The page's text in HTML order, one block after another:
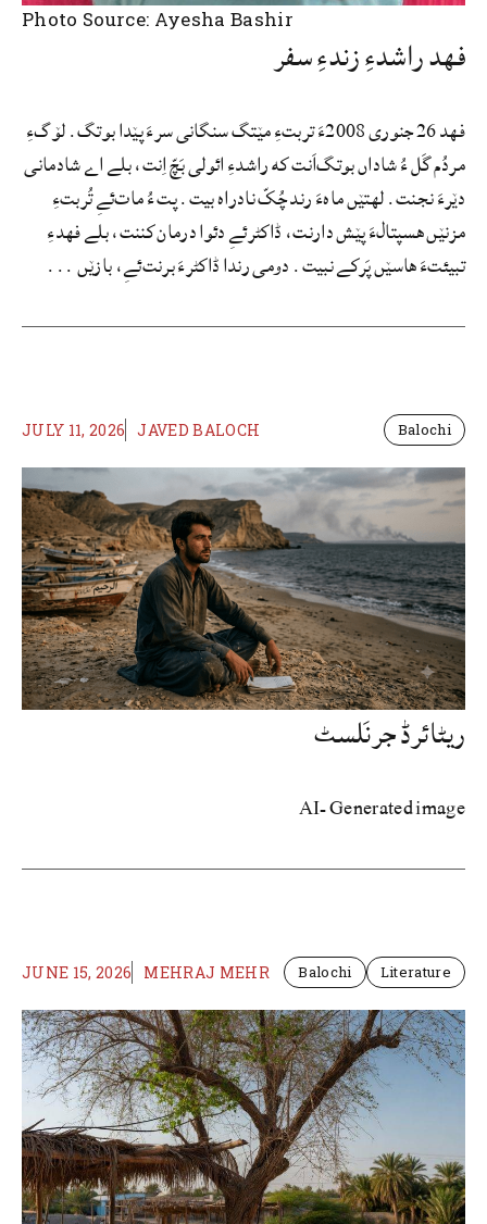
Photo Source: Ayesha Bashir
فهد راشدءِ زندءِ سفر
فهد 26 جنوری 2008ءَ تربتءِ مێتگ سنگانی سرءَ پێدا بوتگ. لۆگءِ
مردُم گَل ءُ شاداں بوتگ‌اَنت که راشدءِ ائولی بَچّ اِنت، بلے اے شادمانی
دێرءَ نجنت. لهتێں ماہءَ رند چُکّ نادراه بیت. پت ءُ مات‌ئےِ تُربتءِ
مزنێں هسپتالءَ پێش دارنت، ڈاکٹرئےِ دئوا درمان کننت، بلے فهدءِ
تبیئتءَ ھاسێں پَرکے نبیت. دومی رندا ڈاکٹرءَ برنت‌ئےِ، بازێں ...
JULY 11, 2026 JAVED BALOCH Balochi
ریٹائرڈ جرنَلسٹ
AI- Generated image
JUNE 15, 2026 MEHRAJ MEHR Balochi Literature